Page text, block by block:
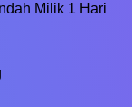
Milik 1 Hari